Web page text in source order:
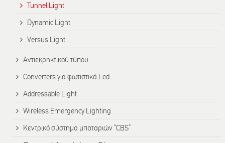
Tunnel Light
Dynamic Light
Versus Light
Αντιεκρηκτικού τύπου
Converters για φωτιστικά Led
Addressable Light
Wireless Emergency Lighting
Κεντρικό σύστημα μπαταριών “CBS”